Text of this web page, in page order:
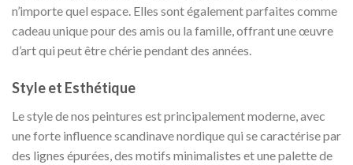
n’importe quel espace. Elles sont également parfaites comme
cadeau unique pour des amis ou la famille, offrant une œuvre
d’art qui peut être chérie pendant des années.
Style et Esthétique
Le style de nos peintures est principalement moderne, avec
une forte influence scandinave nordique qui se caractérise par
des lignes épurées, des motifs minimalistes et une palette de